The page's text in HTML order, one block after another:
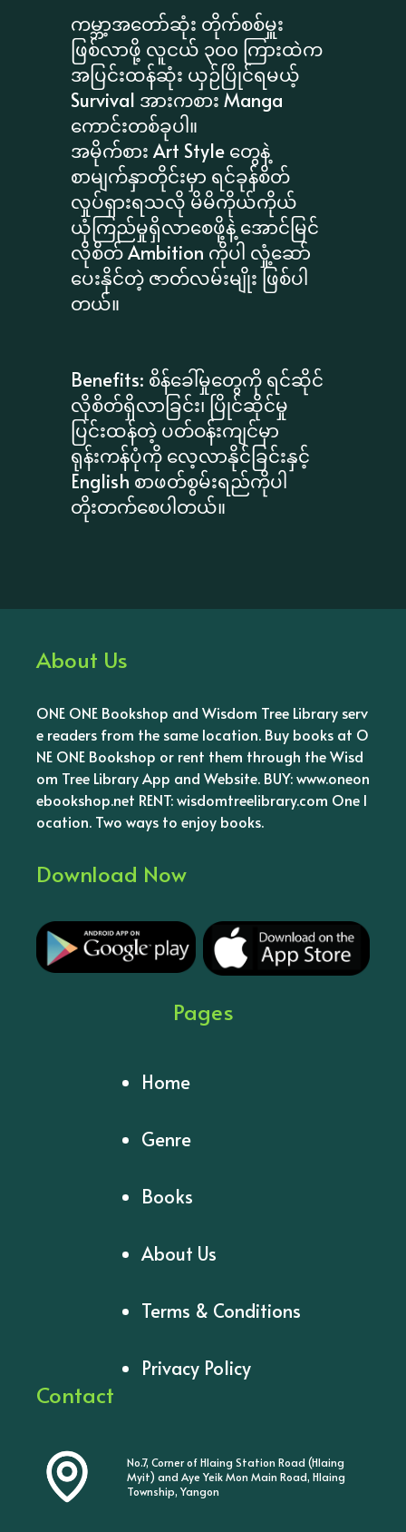
​ကမ္ဘာ့အတော်ဆုံး တိုက်စစ်မှူး
ဖြစ်လာဖို့ လူငယ် ၃၀၀ ကြားထဲက
အပြင်းထန်ဆုံး ယှဉ်ပြိုင်ရမယ့်
Survival အားကစား Manga
ကောင်းတစ်ခုပါ။
အမိုက်စား Art Style တွေနဲ့
စာမျက်နှာတိုင်းမှာ ရင်ခုန်စိတ်
လှုပ်ရှားရသလို မိမိကိုယ်ကိုယ်
ယုံကြည်မှုရှိလာစေဖို့နဲ့ အောင်မြင်
လိုစိတ် Ambition ကိုပါ လှုံ့ဆော်
ပေးနိုင်တဲ့ ဇာတ်လမ်းမျိုး ဖြစ်ပါ
တယ်။
Benefits: စိန်ခေါ်မှုတွေကို ရင်ဆိုင်
လိုစိတ်ရှိလာခြင်း၊ ပြိုင်ဆိုင်မှု
ပြင်းထန်တဲ့ ပတ်ဝန်းကျင်မှာ
ရုန်းကန်ပုံကို လေ့လာနိုင်ခြင်းနှင့်
English စာဖတ်စွမ်းရည်ကိုပါ
တိုးတက်စေပါ​တယ်။
About Us
ONE ONE Bookshop and Wisdom Tree Library serv
e readers from the same location. Buy books at O
NE ONE Bookshop or rent them through the Wisd
om Tree Library App and Website. BUY: www.oneon
ebookshop.net RENT: wisdomtreelibrary.com One l
ocation. Two ways to enjoy books.
Download Now
Pages
Home
Genre
Books
About Us
Terms & Conditions
Privacy Policy
Contact
No.7, Corner of Hlaing Station Road (Hlaing
Myit) and Aye Yeik Mon Main Road, Hlaing
Township, Yangon